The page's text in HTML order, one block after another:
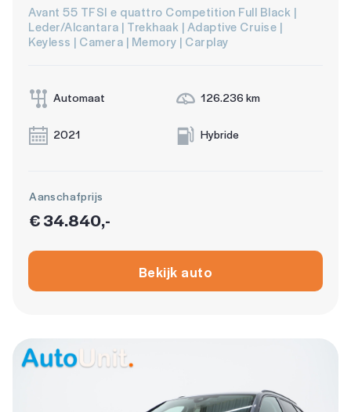
Avant 55 TFSI e quattro Competition Full Black |
Leder/Alcantara | Trekhaak | Adaptive Cruise |
Keyless | Camera | Memory | Carplay
Automaat 126.236 km
2021 Hybride
Aanschafprijs
€ 34.840,-
Bekijk auto